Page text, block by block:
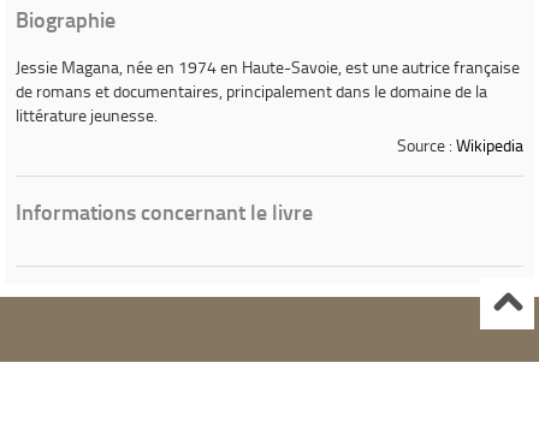
Biographie
Jessie Magana, née en 1974 en Haute-Savoie, est une autrice française
de romans et documentaires, principalement dans le domaine de la
littérature jeunesse.
Source : Wikipedia
Informations concernant le livre